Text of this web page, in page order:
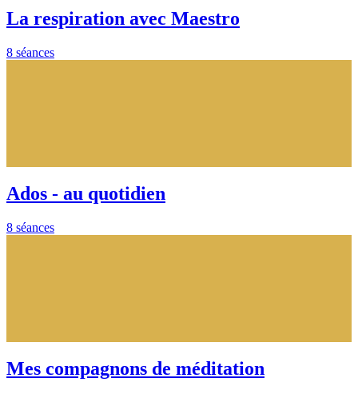
La respiration avec Maestro
8 séances
Ados - au quotidien
8 séances
Mes compagnons de méditation